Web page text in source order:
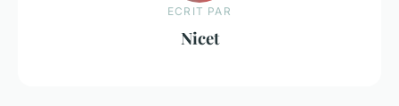
ECRIT PAR
Nicet